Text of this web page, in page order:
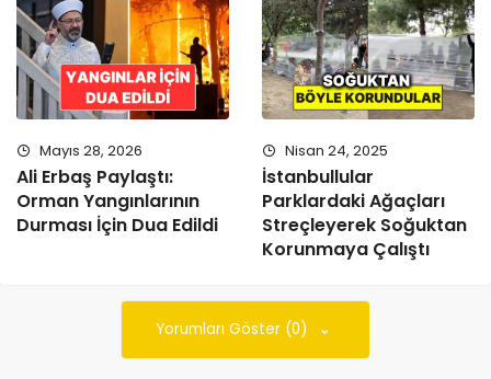
Mayıs 28, 2026
Ali Erbaş Paylaştı:
Orman Yangınlarının
Durması İçin Dua Edildi
Nisan 24, 2025
İstanbullular
Parklardaki Ağaçları
Streçleyerek Soğuktan
Korunmaya Çalıştı
Yorumları Göster (0)